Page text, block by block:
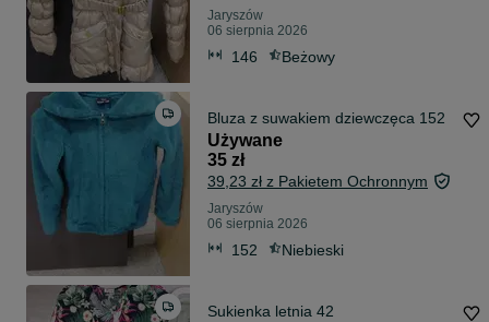
Jaryszów
06 sierpnia 2026
146 Beżowy
Bluza z suwakiem dziewczęca 152
Używane
35 zł
39,23 zł z Pakietem Ochronnym
Jaryszów
06 sierpnia 2026
152 Niebieski
Sukienka letnia 42